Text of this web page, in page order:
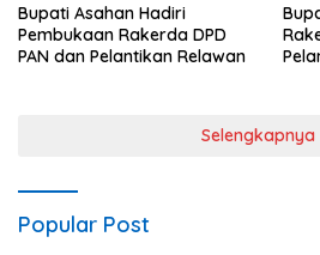
Bupati Asahan Hadiri
Pembukaan Rakerda DPD
PAN dan Pelantikan Relawan
Selengkapnya
Popular Post